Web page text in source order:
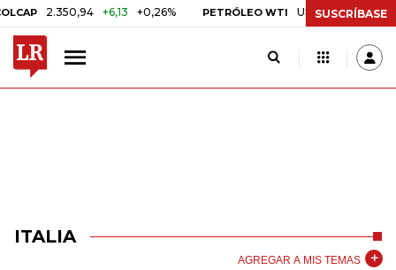
2.350,94 +6,13 +0,26% PETRÓLEO WTI US$ 78,01 US$ 2,92
SUSCRÍBASE
ITALIA
AGREGAR A MIS TEMAS